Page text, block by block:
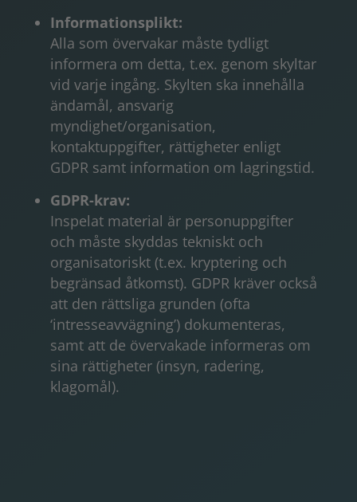
Informationsplikt:
Alla som övervakar måste tydligt
informera om detta, t.ex. genom skyltar
vid varje ingång. Skylten ska innehålla
ändamål, ansvarig
myndighet/organisation,
kontaktuppgifter, rättigheter enligt
GDPR samt information om lagringstid.
GDPR-krav:
Inspelat material är personuppgifter
och måste skyddas tekniskt och
organisatoriskt (t.ex. kryptering och
begränsad åtkomst). GDPR kräver också
att den rättsliga grunden (ofta
‘intresseavvägning’) dokumenteras,
samt att de övervakade informeras om
sina rättigheter (insyn, radering,
klagomål).